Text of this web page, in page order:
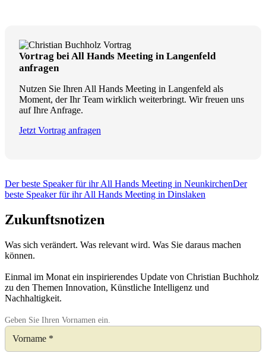
Vortrag bei All Hands Meeting in Langenfeld
anfragen
Nutzen Sie Ihren All Hands Meeting in Langenfeld als
Moment, der Ihr Team wirklich weiterbringt. Wir freuen uns
auf Ihre Anfrage.
Jetzt Vortrag anfragen
Der beste Speaker für ihr All Hands Meeting in NeunkirchenDer
beste Speaker für ihr All Hands Meeting in Dinslaken
Zukunftsnotizen
Was sich verändert. Was relevant wird. Was Sie daraus machen
können.
Einmal im Monat ein inspirierendes Update von Christian Buchholz
zu den Themen Innovation, Künstliche Intelligenz und
Nachhaltigkeit.
Geben Sie Ihren Vornamen ein.